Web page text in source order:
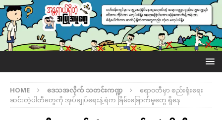
HOME ဒေသအလိုက် သတင်းကဏ္ဍ
ဧရာ၀တီမှာ စည်းရုံးရေး
ဆင်းတဲ့ပါတီတွေကို အုပ်ချုပ်ရေးနဲ့ ရဲက ခြိမ်းခြောက်မှုတွေ ရှိနေ